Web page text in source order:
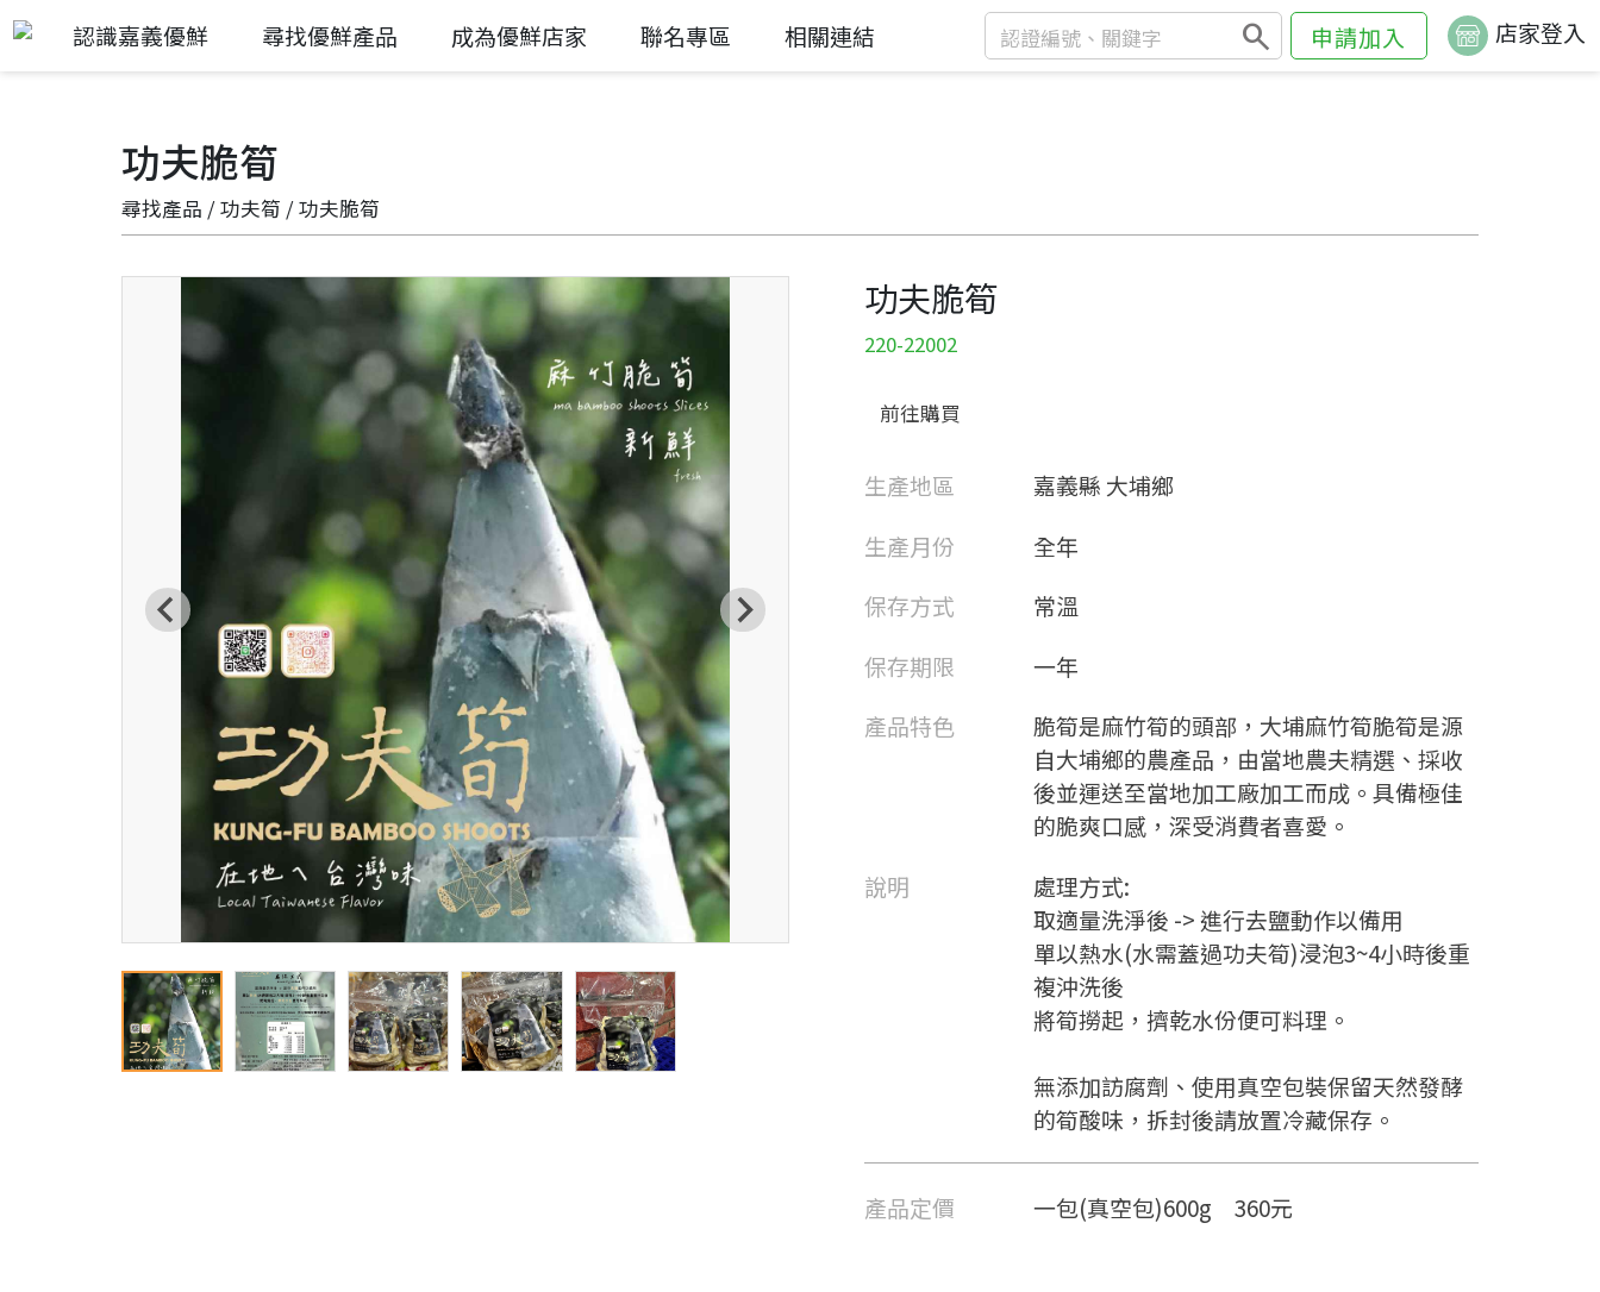
認識嘉義優鮮 尋找優鮮產品 成為優鮮店家 聯名專區 相關連結 search 申請加入 店家登入
功夫脆筍
尋找產品 /功夫筍 / 功夫脆筍
功夫脆筍
220-22002
前往購買
生產地區
嘉義縣 大埔鄉
生產月份
全年
保存方式
常溫
保存期限
一年
產品特色
脆筍是麻竹筍的頭部，大埔麻竹筍脆筍是源
自大埔鄉的農產品，由當地農夫精選、採收
後並運送至當地加工廠加工而成。具備極佳
的脆爽口感，深受消費者喜愛。
說明
處理方式:
取適量洗淨後 -> 進行去鹽動作以備用
單以熱水(水需蓋過功夫筍)浸泡3~4小時後重
複沖洗後
將筍撈起，擠乾水份便可料理。
無添加訪腐劑、使用真空包裝保留天然發酵
的筍酸味，拆封後請放置冷藏保存。
產品定價 一包(真空包)600g 360元